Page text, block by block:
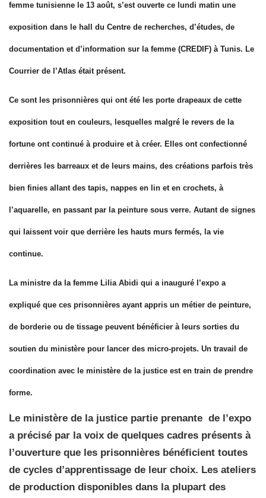
femme tunisienne le 13 août, s’est ouverte ce lundi matin une
exposition dans le hall du Centre de recherches, d’études, de
documentation et d’information sur la femme (CREDIF) à Tunis. Le
Courrier de l’Atlas était présent.
Ce sont les prisonnières qui ont été les porte drapeaux de cette
exposition tout en couleurs, lesquelles malgré le revers de la
fortune ont continué à produire et à créer. Elles ont confectionné
derrières les barreaux et de leurs mains, des créations parfois très
bien finies allant des tapis, nappes en lin et en crochets, à
l’aquarelle, en passant par la peinture sous verre. Autant de signes
qui laissent voir que derrière les hauts murs fermés, la vie
continue.
La ministre da la femme Lilia Abidi qui a inauguré l’expo a
expliqué que ces prisonnières ayant appris un métier de peinture,
de borderie ou de tissage peuvent bénéficier à leurs sorties du
soutien du ministère pour lancer des micro-projets. Un travail de
coordination avec le ministère de la justice est en train de prendre
forme.
Le ministère de la justice partie prenante de l’expo
a précisé par la voix de quelques cadres présents à
l’ouverture que les prisonnières bénéficient toutes
de cycles d’apprentissage de leur choix. Les ateliers
de production disponibles dans la plupart des